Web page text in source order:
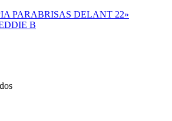
PARABRISAS DELANT 22»
B